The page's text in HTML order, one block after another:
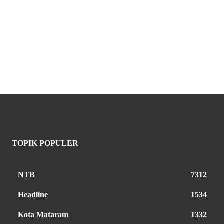
TOPIK POPULER
NTB 7312
Headline 1534
Kota Mataram 1332